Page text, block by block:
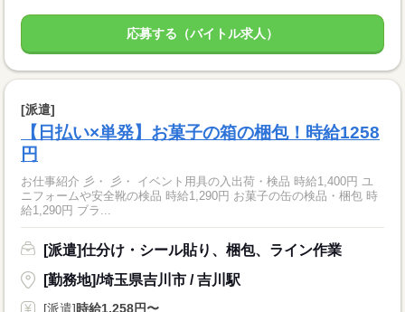
応募する（バイトル求人）
[派遣]
【日払い×単発】お菓子の箱の梱包！時給1258
円
お仕事紹介 彡・ 彡・ イベント用具の入出荷・検品 時給1,400円 ユ
ニフォームや安全靴の検品 時給1,290円 お菓子の缶の検品・梱包 時
給1,290円 ブラ...
[派遣]仕分け・シール貼り、梱包、ライン作業
[勤務地]/埼玉県吉川市 / 吉川駅
[派遣]時給1,258円〜